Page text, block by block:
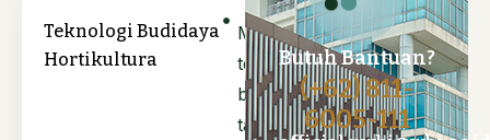
Teknologi Budidaya
Hortikultura
Mempelajari
teknik
budidaya
tanaman
Butuh Bantuan?
(+62) 811-
6005-111